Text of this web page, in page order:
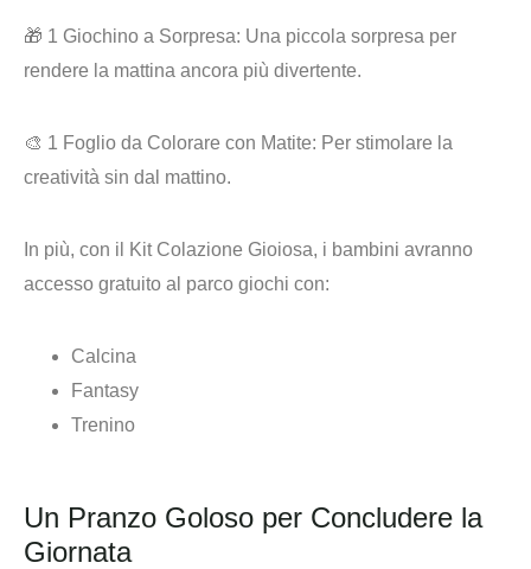
🎁 1 Giochino a Sorpresa: Una piccola sorpresa per
rendere la mattina ancora più divertente.
🎨 1 Foglio da Colorare con Matite: Per stimolare la
creatività sin dal mattino.
In più, con il Kit Colazione Gioiosa, i bambini avranno
accesso gratuito al parco giochi con:
Calcina
Fantasy
Trenino
Un Pranzo Goloso per Concludere la
Giornata